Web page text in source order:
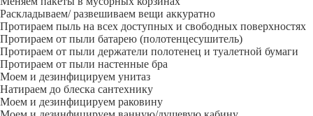
Раскладываем/ развешиваем вещи аккуратно
Протираем пыль на всех доступных и свободных поверхностях
Протираем от пыли батарею (полотенцесушитель)
Протираем от пыли держатели полотенец и туалетной бумаги
Протираем от пыли настенные бра
Моем и дезинфицируем унитаз
Натираем до блеска сантехнику
Моем и дезинфицируем раковину